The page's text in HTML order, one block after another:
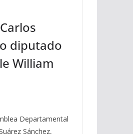
i
b
a
diputado
William
Departamental
Sánchez,